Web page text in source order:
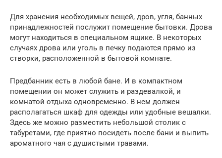
Для хранения необходимых вещей, дров, угля, банных
принадлежностей послужит помещение бытовки. Дрова
могут находиться в специальном ящике. В некоторых
случаях дрова или уголь в печку подаются прямо из
створки, расположенной в бытовой комнате.
Предбанник есть в любой бане. И в компактном
помещении он может служить и раздевалкой, и
комнатой отдыха одновременно. В нем должен
располагаться шкаф для одежды или удобные вешалки.
Здесь же можно разместить небольшой столик с
табуретами, где приятно посидеть после бани и выпить
ароматного чая с душистыми травами.